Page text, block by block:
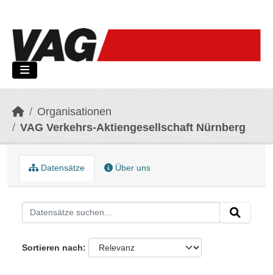
Organisationen
VAG Verkehrs-Aktiengesellschaft Nürnberg
Datensätze Über uns
Sortieren nach